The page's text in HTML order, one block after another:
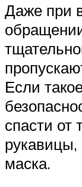
Даже при
Если
спасти от
маска.